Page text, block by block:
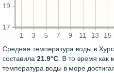
1 3 5 7 9 11 13 15
17
19
Средняя температура воды в
составила 21.9°C. В то время как
температура воды в море